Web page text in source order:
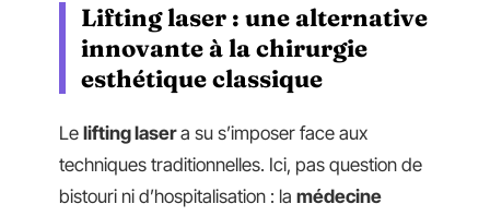
Lifting laser : une alternative
innovante à la chirurgie
esthétique classique
Le lifting lasera su s’imposer face aux
techniques traditionnelles. Ici, pas question de
bistouri ni d’hospitalisation : la médecine